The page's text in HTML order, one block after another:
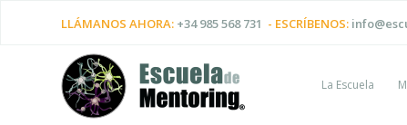
LLÁMANOS AHORA: +34 985 568 731 - ESCRÍBENOS:
La Escuela